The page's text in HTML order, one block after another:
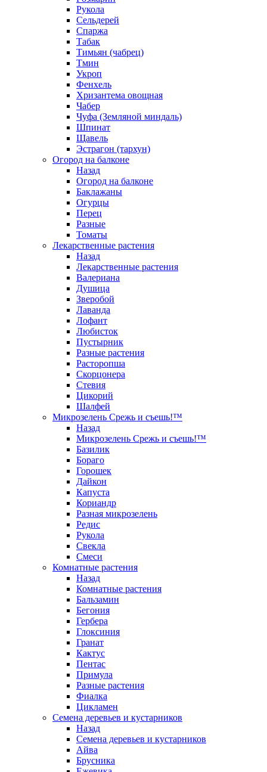
Рукола
Сельдерей
Спаржа
Табак
Тимьян (чабрец)
Тмин
Укроп
Фенхель
Хризантема овощная
Чабер
Чуфа (Земляной миндаль)
Шпинат
Щавель
Эстрагон (тархун)
Огород на балконе
Назад
Огород на балконе
Баклажаны
Огурцы
Перец
Разные
Томаты
Лекарственные растения
Назад
Лекарственные растения
Валериана
Душица
Зверобой
Лаванда
Лофант
Любисток
Пустырник
Разные растения
Расторопша
Скорцонера
Стевия
Цикорий
Шалфей
Микрозелень Срежь и съешь!™
Назад
Микрозелень Срежь и съешь!™
Базилик
Бораго
Горошек
Дайкон
Капуста
Кориандр
Разная микрозелень
Редис
Рукола
Свекла
Смеси
Комнатные растения
Назад
Комнатные растения
Бальзамин
Бегония
Гербера
Глоксиния
Гранат
Кактус
Пентас
Примула
Разные растения
Фиалка
Цикламен
Семена деревьев и кустарников
Назад
Семена деревьев и кустарников
Айва
Брусника